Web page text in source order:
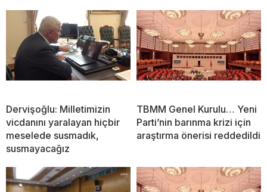
Dervişoğlu: Milletimizin
vicdanını yaralayan hiçbir
meselede susmadık,
susmayacağız
TBMM Genel Kurulu… Yeni
Parti’nin barınma krizi için
araştırma önerisi reddedildi